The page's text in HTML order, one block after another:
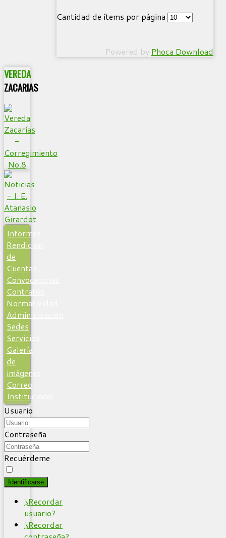
Cantidad de ítems por página
Powered by Phoca Download
VEREDA
ZACARIAS
Informes
Rendición
de
Cuentas
Convocatorias
Contratos
Normatividad
Administración
Sedes
Servicios
Galería
de
imágenes
Correo
Institucional
Usuario
Contraseña
Recuérdeme
Identificarse
¿Recordar
usuario?
¿Recordar